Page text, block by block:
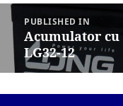
Navigare
articole
PUBLISHED IN
Acumulator cu
LG32-12